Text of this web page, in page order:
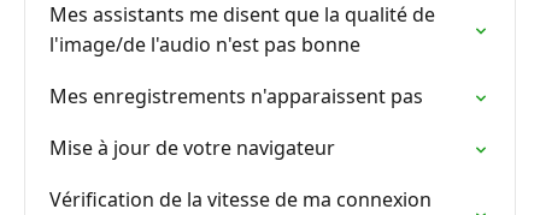
Mes assistants me disent que la qualité de
l'image/de l'audio n'est pas bonne
Mes enregistrements n'apparaissent pas
Mise à jour de votre navigateur
Vérification de la vitesse de ma connexion